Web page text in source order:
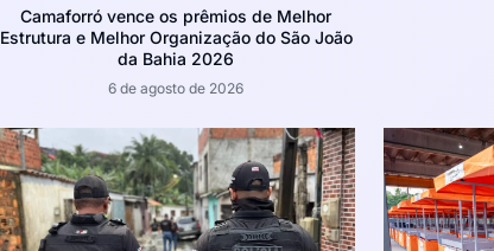
Camaforró vence os prêmios de Melhor
Estrutura e Melhor Organização do São João
da Bahia 2026
6 de agosto de 2026